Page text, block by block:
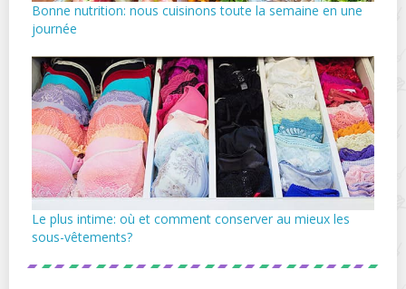
Bonne nutrition: nous cuisinons toute la semaine en une
journée
Le plus intime: où et comment conserver au mieux les
sous-vêtements?